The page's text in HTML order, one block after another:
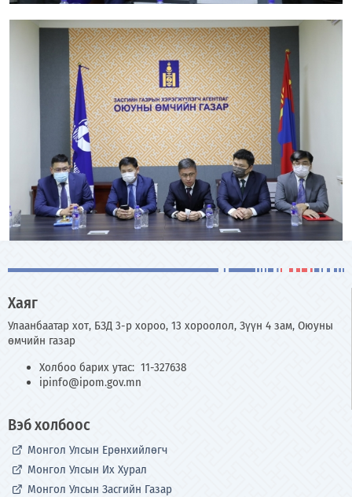
Хаяг
Улаанбаатар хот, БЗД 3-р хороо, 13 хороолол, Зүүн 4 зам, Оюуны
өмчийн газар
Холбоо барих утас: 11-327638
ipinfo@ipom.gov.mn
Вэб холбоос
Монгол Улсын Ерөнхийлөгч
Монгол Улсын Их Хурал
Монгол Улсын Засгийн Газар